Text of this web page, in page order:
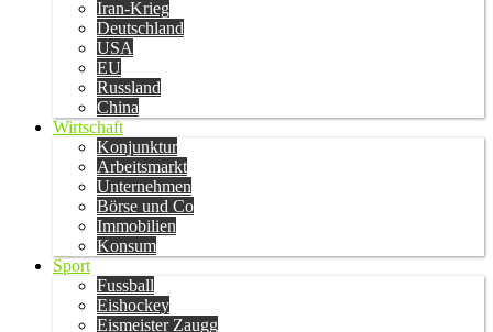
Iran-Krieg
Deutschland
USA
EU
Russland
China
Wirtschaft
Konjunktur
Arbeitsmarkt
Unternehmen
Börse und Co
Immobilien
Konsum
Sport
Fussball
Eishockey
Eismeister Zaugg